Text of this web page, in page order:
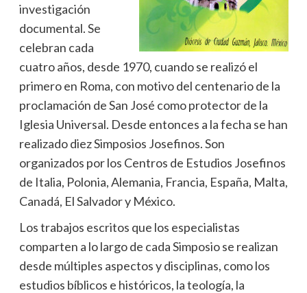
investigación
documental. Se
celebran cada
cuatro años, desde 1970, cuando se realizó el
primero en Roma, con motivo del centenario de la
proclamación de San José como protector de la
Iglesia Universal. Desde entonces a la fecha se han
realizado diez Simposios Josefinos. Son
organizados por los Centros de Estudios Josefinos
de Italia, Polonia, Alemania, Francia, España, Malta,
Canadá, El Salvador y México.
Los trabajos escritos que los especialistas
comparten a lo largo de cada Simposio se realizan
desde múltiples aspectos y disciplinas, como los
estudios bíblicos e históricos, la teología, la